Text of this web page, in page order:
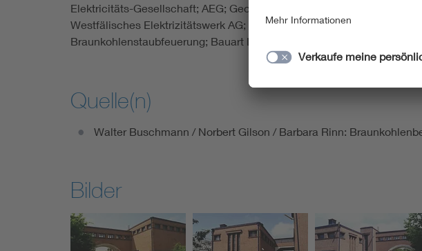
Elektricitäts-Gesellschaft; AEG; Georg Klingenberg; Steilrohrkessel;
Westfälisches Elektrizitätswerk AG; RWE; Verbundbetrieb; Tagebau
Braunkohlenstaubfeuerung; Bauart Ljungström; Brown, Boveri & Cie.;
Quelle(n)
Walter Buschmann / Norbert Gilson / Barbara Rinn:
Bilder